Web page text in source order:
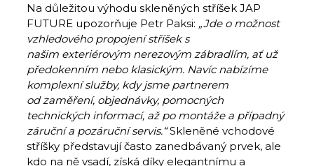
Na důležitou výhodu skleněných stříšek JAP
FUTURE upozorňuje Petr Paksi: „Jde o možnost
vzhledového propojení stříšek s
našim exteriérovým nerezovým zábradlím, ať už
předokenním nebo klasickým. Navíc nabízíme
komplexní služby, kdy jsme partnerem
od zaměření, objednávky, pomocných
technických informací, až po montáže a případný
záruční a pozáruční servis.“Skleněné vchodové
stříšky představují často zanedbávaný prvek, ale
kdo na ně vsadí, získá díky elegantnímu a